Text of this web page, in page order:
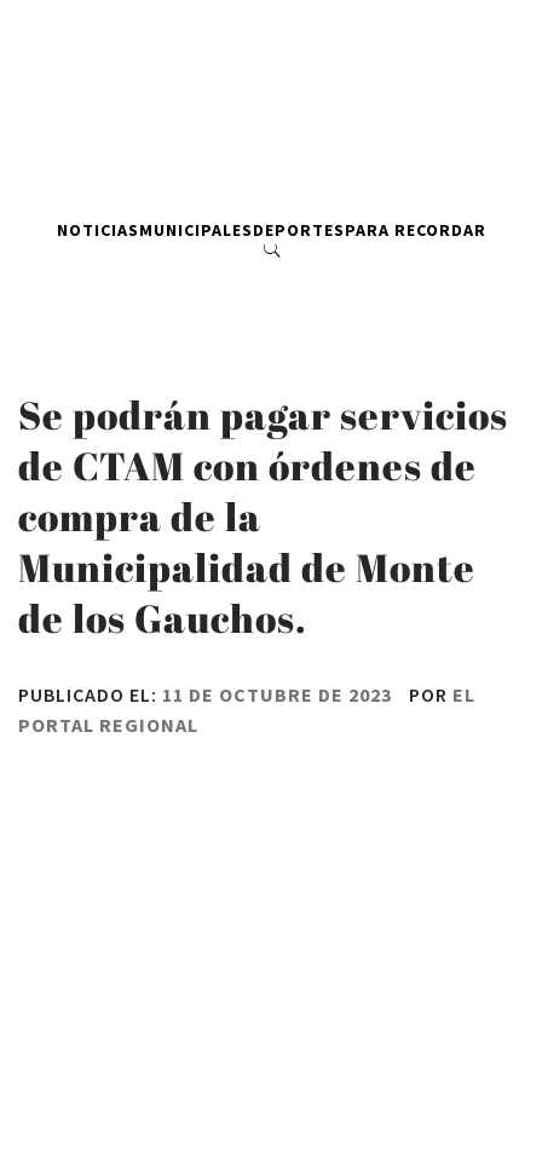
NOTICIASMUNICIPALESDEPORTESPARA RECORDAR
Se podrán pagar servicios
de CTAM con órdenes de
compra de la
Municipalidad de Monte
de los Gauchos.
PUBLICADO EL: 11 DE OCTUBRE DE 2023 POR EL
PORTAL REGIONAL